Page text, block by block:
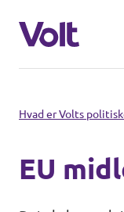
Vælg et sprog
Hvad er Volts
EU